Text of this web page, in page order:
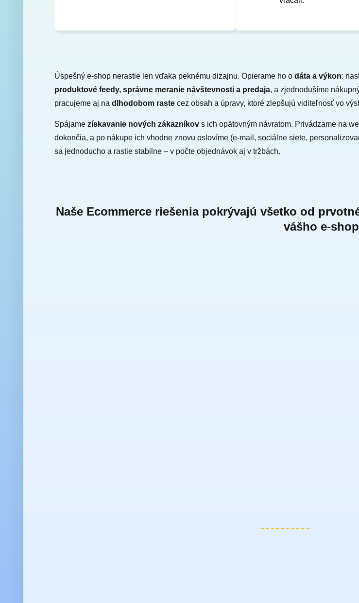
Úspešný e-shop nerastie len vďaka peknému dizajnu. Opierame ho o dáta a výkon:
produktové feedy, správne meranie návštevnosti a predaja, a zjednodušíme
pracujeme aj na dlhodobom raste cez obsah a úpravy, ktoré zlepšujú viditeľnosť vo
Spájame získavanie nových zákazníkov s ich opätovným návratom. Privádzame na
dokončia, a po nákupe ich vhodne znovu oslovíme (e-mail, sociálne siete,
sa jednoducho a rastie stabilne – v počte objednávok aj v tržbách.
Naše Ecommerce riešenia pokrývajú všetko od
vášho e-